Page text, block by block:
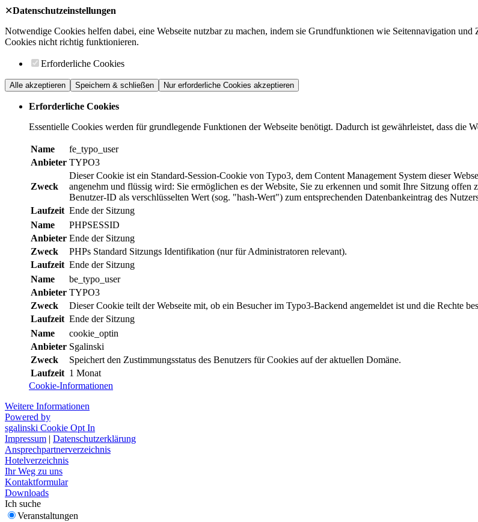
✕Datenschutzeinstellungen
Notwendige Cookies helfen dabei, eine Webseite nutzbar zu machen, indem sie Grundfunktionen wie Seitennavigation
Cookies nicht richtig funktionieren.
Erforderliche Cookies
Alle akzeptieren Speichern & schließen Nur erforderliche Cookies akzeptieren
Erforderliche Cookies
Essentielle Cookies werden für grundlegende Funktionen der Webseite benötigt. Dadurch ist gewährleistet, dass die
Name
fe_typo_user
Anbieter TYPO3
Zweck
Dieser Cookie ist ein Standard-Session-Cookie von Typo3, dem Content Management System dieser
angenehm und flüssig wird: Sie ermöglichen es der Website, Sie zu erkennen und somit Ihre Sitzung
Benutzer-ID als verschlüsselten Wert (sog. "hash-Wert") zum entsprechenden Datenbankeintrag des
Laufzeit Ende der Sitzung
Name
PHPSESSID
Anbieter Ende der Sitzung
Zweck
PHPs Standard Sitzungs Identifikation (nur für Administratoren relevant).
Laufzeit Ende der Sitzung
Name
be_typo_user
Anbieter TYPO3
Zweck
Dieser Cookie teilt der Webseite mit, ob ein Besucher im Typo3-Backend angemeldet ist und die Rechte
Laufzeit Ende der Sitzung
Name
cookie_optin
Anbieter Sgalinski
Zweck
Speichert den Zustimmungsstatus des Benutzers für Cookies auf der aktuellen Domäne.
Laufzeit 1 Monat
Cookie-Informationen
Weitere Informationen
Powered by
sgalinski Cookie Opt In
Impressum | Datenschutzerklärung
Ansprechpartnerverzeichnis
Hotelverzeichnis
Ihr Weg zu uns
Kontaktformular
Downloads
Ich suche
Veranstaltungen